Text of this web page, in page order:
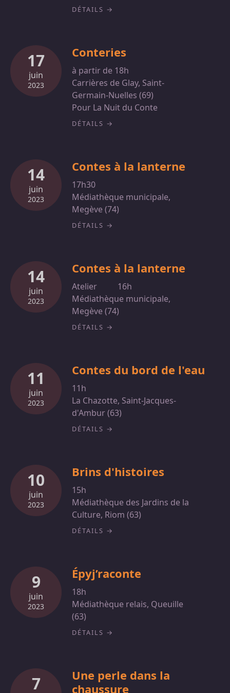
DÉTAILS
17
juin
2023
Conteries
à partir de 18h
Carrières de Glay, Saint-
Germain-Nuelles (69)
Pour La Nuit du Conte
DÉTAILS
14
juin
2023
Contes à la lanterne
17h30
Médiathèque municipale,
Megève (74)
DÉTAILS
14
juin
2023
Contes à la lanterne
Atelier
16h
Médiathèque municipale,
Megève (74)
DÉTAILS
11
juin
2023
Contes du bord de l'eau
11h
La Chazotte, Saint-Jacques-
d'Ambur (63)
DÉTAILS
10
juin
2023
Brins d'histoires
15h
Médiathèque des Jardins de la
Culture, Riom (63)
DÉTAILS
9
juin
2023
Épyj’raconte
18h
Médiathèque relais, Queuille
(63)
DÉTAILS
7
Une perle dans la
chaussure